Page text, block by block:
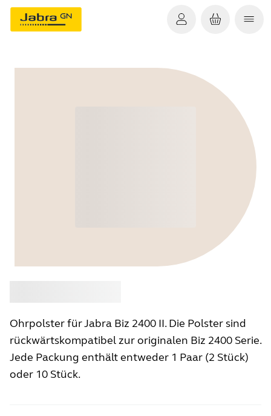
Ohrpolster für Jabra Biz 2400 II. Die Polster sind
rückwärtskompatibel zur originalen Biz 2400 Serie.
Jede Packung enthält entweder 1 Paar (2 Stück)
oder 10 Stück.